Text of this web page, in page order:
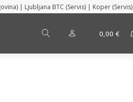
| Ljubljana BTC (Servis) | Koper (Servis)
0,00 €